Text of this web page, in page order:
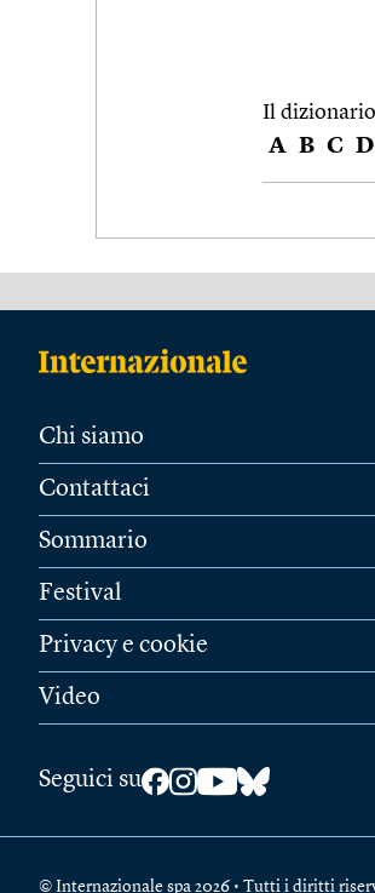
Il
A B C D
Chi siamo
Contattaci
Sommario
Festival
Privacy e cookie
Video
Seguici su
© Internazionale spa 2026 • Tutti i diritti